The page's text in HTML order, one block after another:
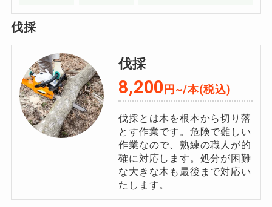
伐採
伐採
8,200 円~/本(税込)
伐採とは木を根本から切り落
とす作業です。危険で難しい
作業なので、熟練の職人が的
確に対応します。処分が困難
な大きな木も最後まで対応い
たします。